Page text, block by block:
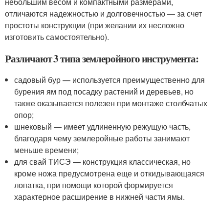
отличаются надежностью и долговечностью — за счет
простоты конструкции (при желании их несложно
изготовить самостоятельно).
Различают 3 типа землеройного инструмента:
садовый бур — используется преимущественно для
бурения ям под посадку растений и деревьев, но
также оказывается полезен при монтаже столбчатых
опор;
шнековый — имеет удлиненную режущую часть,
благодаря чему землеройные работы занимают
меньше времени;
для свай ТИСЭ — конструкция классическая, но
кроме ножа предусмотрена еще и откидывающаяся
лопатка, при помощи которой формируется
характерное расширение в нижней части ямы.